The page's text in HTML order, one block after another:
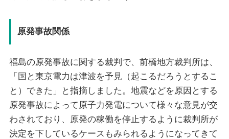
原発事故関係
福島の原発事故に関する裁判で、前橋地方裁判所は、
「国と東京電力は津波を予見（起こるだろうとするこ
と）できた」と指摘しました。地震などを原因とする
原発事故によって原子力発電について様々な意見が交
わされており、原発の稼働を停止するように裁判所が
決定を下しているケースもみられるようになってきて